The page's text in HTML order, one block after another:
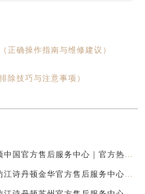
正确操作指南与维修建议）
除技巧与注意事项）
江诗丹顿中国官方售后服务中心｜官方热线与门店地址权威信息声明（2026年7月最新）
亲身探访江诗丹顿金华官方售后服务中心｜全新地址电话（2026年7月最新）